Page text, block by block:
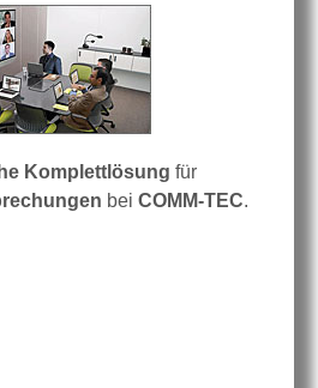
Komplettlösung für
bei COMM-TEC.